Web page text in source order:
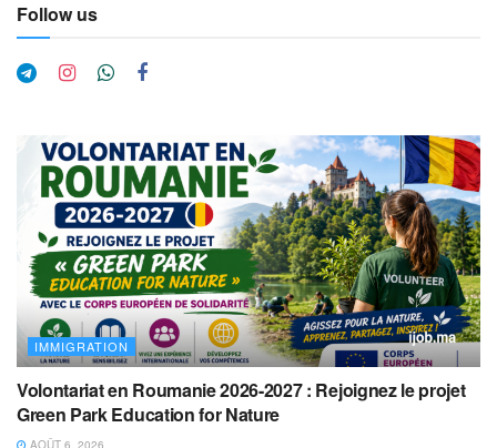
Follow us
IMMIGRATION
Volontariat en Roumanie 2026-2027 : Rejoignez le projet
Green Park Education for Nature